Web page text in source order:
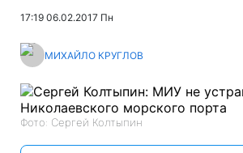
17:19 06.02.2017 Пн
МИХАЙЛО КРУГЛОВ
Фото: Сергей Колтыпин